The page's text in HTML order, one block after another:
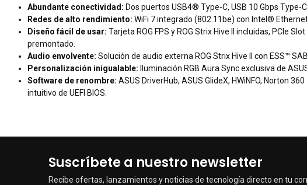
Abundante conectividad: Dos puertos USB4® Type-C, USB 10 Gbps
Redes de alto rendimiento: WiFi 7 integrado (802.11be) con Intel® Ethernet
Diseño fácil de usar: Tarjeta ROG FPS y ROG Strix Hive II incluidas, PCIe
premontado.
Audio envolvente: Solución de audio externa ROG Strix Hive II con ESS™
Personalización inigualable: Iluminación RGB Aura Sync exclusiva de
Software de renombre: ASUS DriverHub, ASUS GlideX, HWiNFO, Norton
intuitivo de UEFI BIOS.
Suscríbete a nuestro newsletter
Recibe ofertas, lanzamientos y noticias de tecnología directo en tu